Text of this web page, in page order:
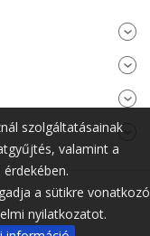
szolgáltatásainak
valamint a
a sütikre vonatkozó
nyilatkozatot.